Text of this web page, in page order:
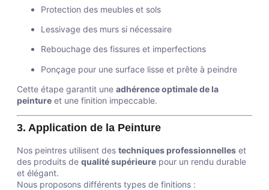
Protection des meubles et sols
Lessivage des murs si nécessaire
Rebouchage des fissures et imperfections
Ponçage pour une surface lisse et prête à peindre
Cette étape garantit une adhérence optimale de la
peinture et une finition impeccable.
3. Application de la Peinture
Nos peintres utilisent des techniques professionnelles et
des produits de qualité supérieure pour un rendu durable
et élégant.
Nous proposons différents types de finitions :